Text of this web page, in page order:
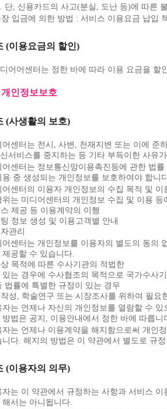
단, 신용카드의 사고(분실, 도난 등)에 따른
입금에 의한 방법 : 서비스 이용요금 납입
(이용요금의 할인)
어어센터는 정한 바에 따라 이용 요금을 할
인정보보호
(사생활의 보호)
센터는 전시, 사변, 천재지변 또는 이에 준
서비스를 중지하는 등 기타 부득이한 사유
센터는 정보통신망이용촉진등에 관한 법
용 중 생성되는 개인정보를 보호하여야 합니
센터의 이용자 개인정보의 수집 목적 및 이
위는 미디어센터의 개인정보 수집 및 이용
제공 등 이용계약의 이행
정보 생성 및 이용고객별 안내
관리
센터는 개인정보를 이용자의 별도의 동의
제공할 수 있습니다.
목적에 따른 수사기관의 적법한
있는 경우에 수사협조의 목적으로 국가수사
법률에 특별한 규정이 있는 경우
성, 학술연구 또는 시장조사를 위하여 필
는 언제나 자신의 개인정보를 열람할 수 있
방법은 공지, 이용안내에서 정한 바에 따릅니
는 언제나 이용계약을 해지함으로써 개인
니다. 해지의 방법은 이 약관에서 별도로 규
(이용자의 의무)
는 이 약관에서 규정하는 사항과 서비스 이
해서는 아니됩니다.